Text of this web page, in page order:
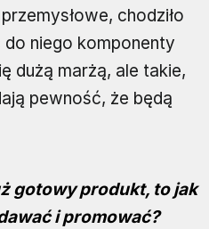
chodziło
niego komponenty
dużą marżą, ale takie,
pewność, że będą
gotowy produkt, to jak
i promować?